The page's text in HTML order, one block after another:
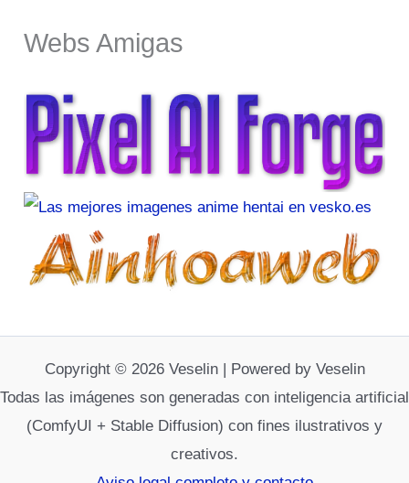
Webs Amigas
Copyright © 2026 Veselin | Powered by Veselin
Todas las imágenes son generadas con inteligencia artificial
(ComfyUI + Stable Diffusion) con fines ilustrativos y
creativos.